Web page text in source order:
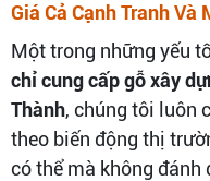
Giá Cả Cạnh Tranh Và
Một trong những yếu
chỉ cung cấp gỗ xây
Thành, chúng tôi luôn
theo biến động thị
có thể mà không